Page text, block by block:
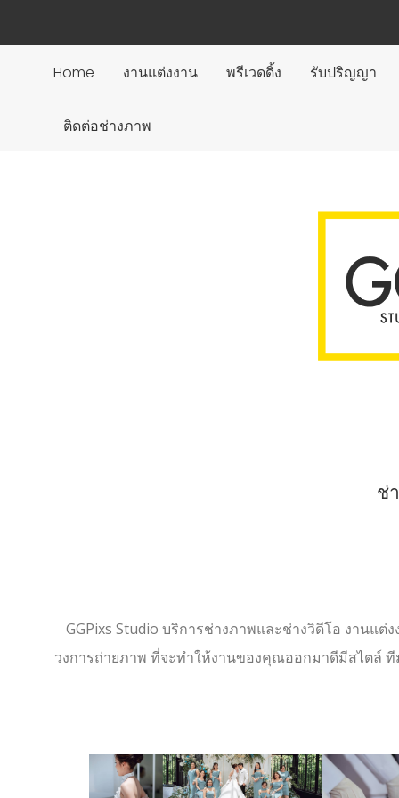
Home งานแต่งงาน พรีเวดดิ้ง รับปริญญา
ติดต่อช่างภาพ
ช่
GGPixs Studio บริการช่างภาพและช่างวิดีโอ งานแ
วงการถ่ายภาพ ที่จะทำให้งานของคุณออกมาดีมีสไตล์